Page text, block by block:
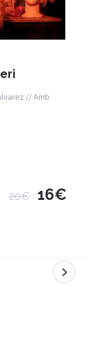
// Amb
20€ 16€